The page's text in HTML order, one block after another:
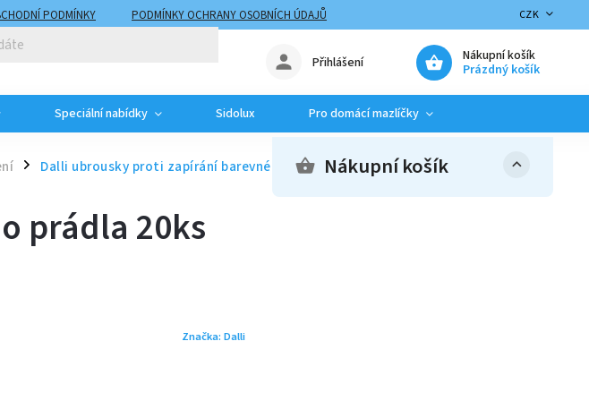
PODMÍNKY
PODMÍNKY OCHRANY OSOBNÍCH ÚDAJŮ
CZK
Nákupní košík
Prázdný košík
Přihlášení
Speciální nabídky Sidolux Pro domácí mazlíčky
/ Dalli ubrousky proti zapírání barevného prádla 20ksNákupní košík
prádla 20ks
Značka: Dalli